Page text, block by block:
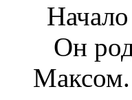
Начало
Он
Максом.